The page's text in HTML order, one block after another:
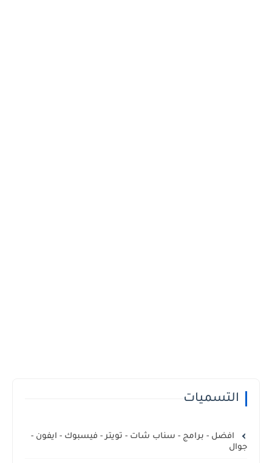
التسميات
افضل - برامج - سناب شات - تويتر - فيسبوك - ايفون -
جوال